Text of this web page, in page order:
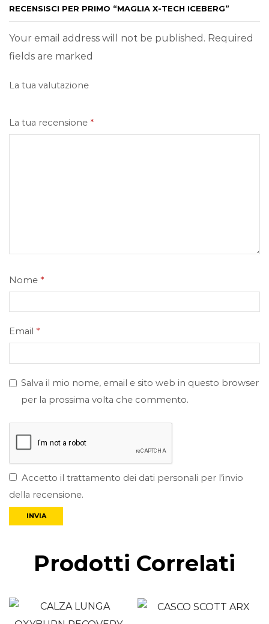
RECENSISCI PER PRIMO “MAGLIA X-TECH ICEBERG”
Your email address will not be published. Required
fields are marked
La tua valutazione
La tua recensione *
Nome *
Email *
Salva il mio nome, email e sito web in questo browser
per la prossima volta che commento.
Accetto il trattamento dei dati personali per l’invio
della recensione.
Prodotti Correlati